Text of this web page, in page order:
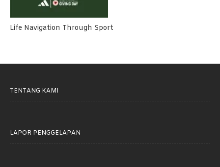
Life Navigation Through Sport
TENTANG KAMI
LAPOR PENGGELAPAN